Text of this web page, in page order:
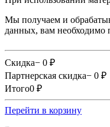
Мы получаем и
данных, вам необходимо
Скидка− 0 ₽
Партнерская скидка− 0 ₽
Итого0 ₽
Перейти в корзину